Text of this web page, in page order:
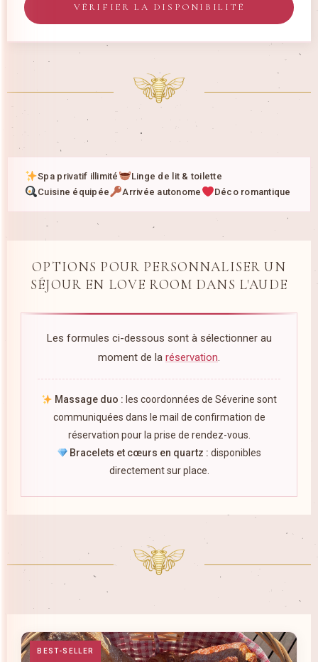
VÉRIFIER LA DISPONIBILITÉ
Spa privatif illimité
Linge de lit & toilette
Cuisine équipée
Arrivée autonome Déco romantique
OPTIONS POUR PERSONNALISER UN
SÉJOUR EN LOVE ROOM DANS L'AUDE
Les formules ci-dessous sont à sélectionner au
moment de la réservation.
Massage duo : les coordonnées de Séverine sont
communiquées dans le mail de confirmation de
réservation pour la prise de rendez-vous.
Bracelets et cœurs en quartz : disponibles
directement sur place.
BEST-SELLER